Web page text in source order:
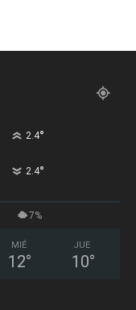
2.4°
2.4°
7%
MIÉ
12°
JUE
10°